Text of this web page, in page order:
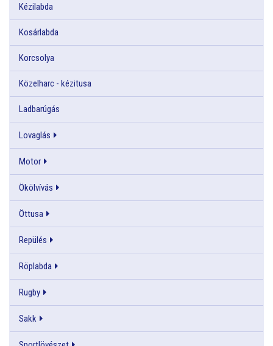
Kézilabda
Kosárlabda
Korcsolya
Közelharc - kézitusa
Ladbarúgás
Lovaglás
Motor
Ökölvívás
Öttusa
Repülés
Röplabda
Rugby
Sakk